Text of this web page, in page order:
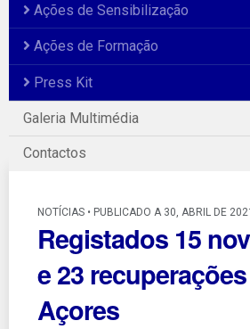
Ações de Sensibilização
Ações de Formação
Press Kit
Galeria Multimédia
Contactos
NOTÍCIAS • PUBLICADO A 30, ABRIL DE
Registados 15
e 23
Açores